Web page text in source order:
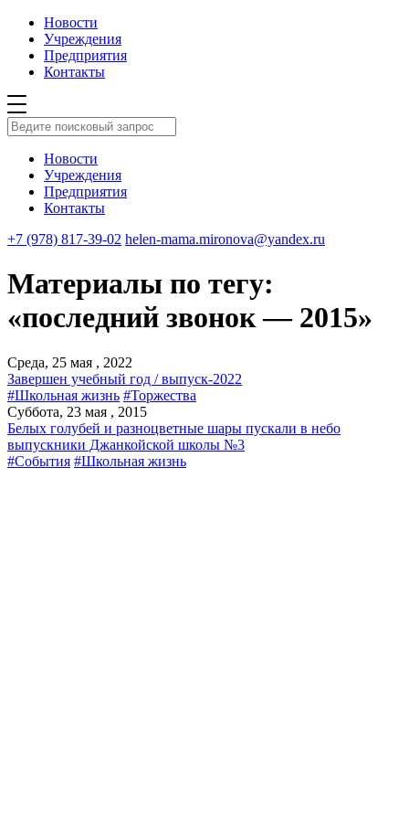
Новости
Учреждения
Предприятия
Контакты
Новости
Учреждения
Предприятия
Контакты
+7 (978) 817-39-02 helen-mama.mironova@yandex.ru
Материалы по тегу:
«последний звонок — 2015»
Среда, 25 мая , 2022
Завершен учебный год / выпуск-2022
#Школьная жизнь #Торжества
Суббота, 23 мая , 2015
Белых голубей и разноцветные шары пускали в небо
выпускники Джанкойской школы №3
#События #Школьная жизнь